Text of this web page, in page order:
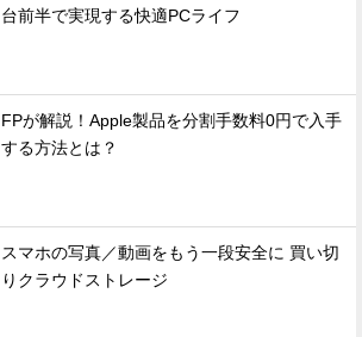
台前半で実現する快適PCライフ
FPが解説！Apple製品を分割手数料0円で入手
する方法とは？
スマホの写真／動画をもう一段安全に 買い切
りクラウドストレージ